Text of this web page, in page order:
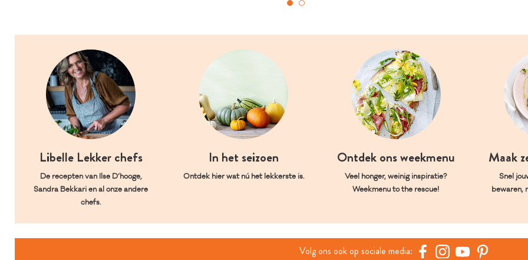
Libelle Lekker chefs
De recepten van Ilse D’hooge,
Sandra Bekkari en al onze andere
chefs.
In het seizoen
Ontdek hier wat nú het lekkerste is.
Ontdek ons weekmenu
Veel honger, weinig inspiratie?
Weekmenu to the rescue!
Maak
Snel
bewaren,
Volg ons ook op sociale media: